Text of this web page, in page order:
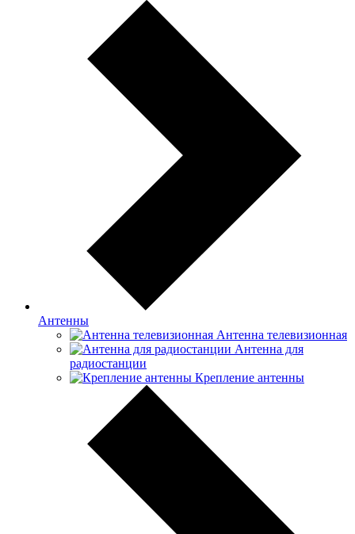
Антенны
Антенна телевизионная
Антенна для
радиостанции
Крепление антенны